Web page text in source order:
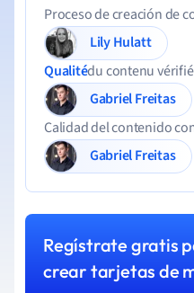
Proceso de creación de
Lily Hulatt
Qualitédu contenu
Gabriel Freitas
Calidad del contenido
Gabriel Freitas
Regístrate gratis
crear tarjetas de